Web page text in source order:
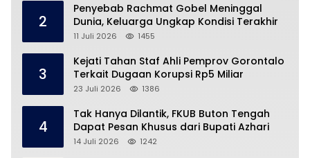
2
Penyebab Rachmat Gobel Meninggal
Dunia, Keluarga Ungkap Kondisi Terakhir
11 Juli 2026 1455
3
Kejati Tahan Staf Ahli Pemprov Gorontalo
Terkait Dugaan Korupsi Rp5 Miliar
23 Juli 2026 1386
4
Tak Hanya Dilantik, FKUB Buton Tengah
Dapat Pesan Khusus dari Bupati Azhari
14 Juli 2026 1242